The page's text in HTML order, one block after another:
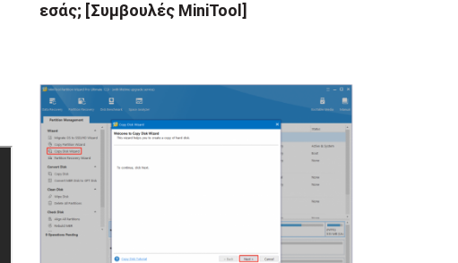
εσάς; [Συμβουλές MiniTool]